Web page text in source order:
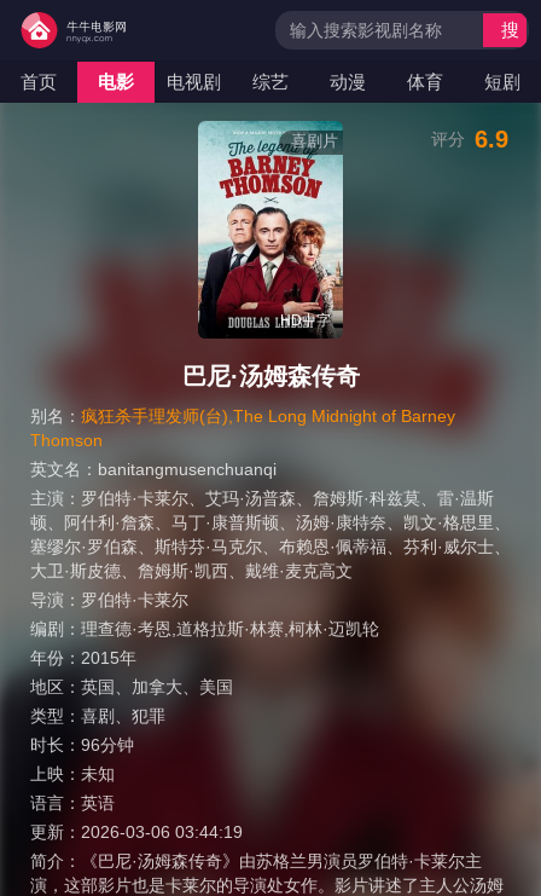
首页 电影 电视剧 综艺 动漫 体育 短剧
搜
喜剧片
HD中字
巴尼·汤姆森传奇
别名： 疯狂杀手理发师(台),The Long Midnight of Barney
Thomson
英文名： banitangmusenchuanqi
主演： 罗伯特·卡莱尔 艾玛·汤普森 詹姆斯·科兹莫
雷·温斯
顿
阿什利·詹森 马丁·康普斯顿 汤姆·康特奈 凯文·格思里
塞缪尔·罗伯森
斯特芬·马克尔 布赖恩·佩蒂福 芬利·威尔士
大卫·斯皮德
詹姆斯·凯西
戴维·麦克高文
导演： 罗伯特·卡莱尔
编剧： 理查德·考恩,道格拉斯·林赛,柯林·迈凯轮
年份： 2015年
地区： 英国 加拿大
美国
类型： 喜剧
犯罪
时长： 96分钟
上映： 未知
语言： 英语
更新： 2026-03-06 03:44:19
简介：
《巴尼·汤姆森传奇》由苏格兰男演员罗伯特·卡莱尔主
演，这部影片也是卡莱尔的导演处女作。影片讲述了主人公汤姆
评分 6.9